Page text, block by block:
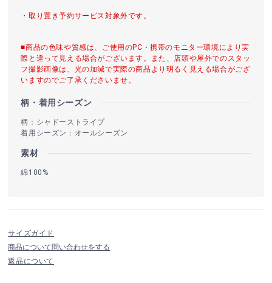
・取り置き予約サービス対象外です。
■商品の色味や質感は、ご使用のPC・携帯のモニター環境により実
際と違って見える場合がございます。また、店頭や屋外でのスタッ
フ撮影画像は、光の加減で実際の商品より明るく見える場合がござ
いますのでご了承くださいませ。
柄・着用シーズン
柄：シャドーストライプ
着用シーズン：オールシーズン
素材
綿100%
サイズガイド
商品について問い合わせをする
返品について